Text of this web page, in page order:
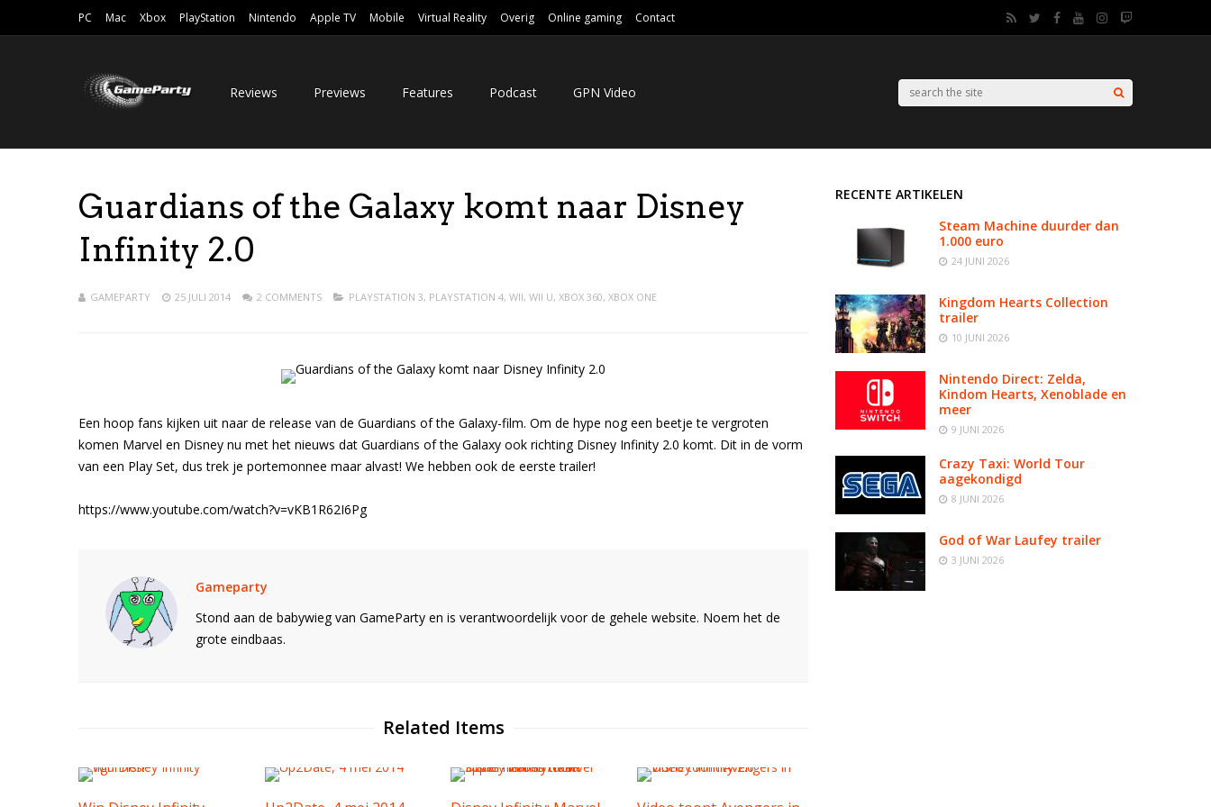
PC Mac Xbox PlayStation Nintendo Apple TV Mobile Virtual Reality Overig Online gaming Contact
Reviews Previews Features Podcast GPN Video
Guardians of the Galaxy komt naar Disney
Infinity 2.0
GAMEPARTY 25 JULI 2014 2 COMMENTS PLAYSTATION 3, PLAYSTATION 4, WII, WII U, XBOX 360, XBOX ONE
Een hoop fans kijken uit naar de release van de Guardians of the Galaxy-film. Om de hype nog een beetje te vergroten
komen Marvel en Disney nu met het nieuws dat Guardians of the Galaxy ook richting Disney Infinity 2.0 komt. Dit in de vorm
van een Play Set, dus trek je portemonnee maar alvast! We hebben ook de eerste trailer!
https://www.youtube.com/watch?v=vKB1R62I6Pg
Gameparty
Stond aan de babywieg van GameParty en is verantwoordelijk voor de gehele website. Noem het de
grote eindbaas.
Related Items
RECENTE ARTIKELEN
Steam Machine duurder dan
1.000 euro
24 JUNI 2026
Kingdom Hearts Collection
trailer
10 JUNI 2026
Nintendo Direct: Zelda,
Kindom Hearts, Xenoblade en
meer
9 JUNI 2026
Crazy Taxi: World Tour
aagekondigd
8 JUNI 2026
God of War Laufey trailer
3 JUNI 2026